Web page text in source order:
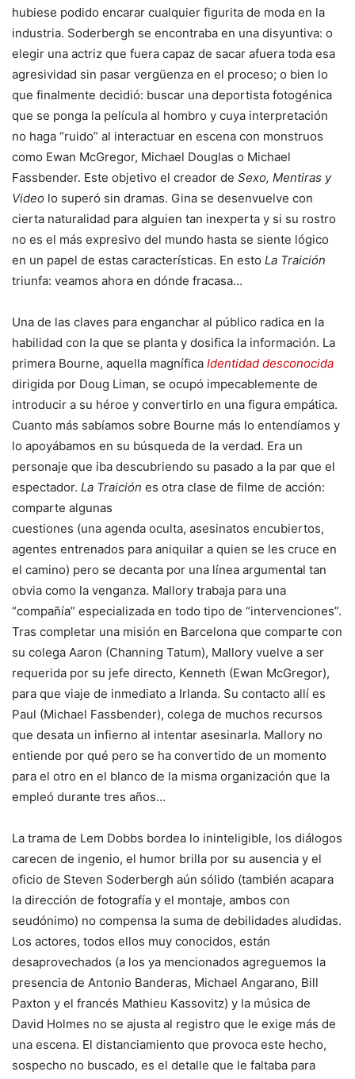
hubiese podido encarar cualquier figurita de moda en la
industria. Soderbergh se encontraba en una disyuntiva: o
elegir una actriz que fuera capaz de sacar afuera toda esa
agresividad sin pasar vergüenza en el proceso; o bien lo
que finalmente decidió: buscar una deportista fotogénica
que se ponga la película al hombro y cuya interpretación
no haga “ruido” al interactuar en escena con monstruos
como Ewan McGregor, Michael Douglas o Michael
Fassbender. Este objetivo el creador de Sexo, Mentiras y
Video lo superó sin dramas. Gina se desenvuelve con
cierta naturalidad para alguien tan inexperta y si su rostro
no es el más expresivo del mundo hasta se siente lógico
en un papel de estas características. En esto La Traición
triunfa: veamos ahora en dónde fracasa…
Una de las claves para enganchar al público radica en la
habilidad con la que se planta y dosifica la información. La
primera Bourne, aquella magnífica Identidad desconocida
dirigida por Doug Liman, se ocupó impecablemente de
introducir a su héroe y convertirlo en una figura empática.
Cuanto más sabíamos sobre Bourne más lo entendíamos y
lo apoyábamos en su búsqueda de la verdad. Era un
personaje que iba descubriendo su pasado a la par que el
espectador. La Traición es otra clase de filme de acción:
comparte algunas
cuestiones (una agenda oculta, asesinatos encubiertos,
agentes entrenados para aniquilar a quien se les cruce en
el camino) pero se decanta por una línea argumental tan
obvia como la venganza. Mallory trabaja para una
“compañía” especializada en todo tipo de “intervenciones”.
Tras completar una misión en Barcelona que comparte con
su colega Aaron (Channing Tatum), Mallory vuelve a ser
requerida por su jefe directo, Kenneth (Ewan McGregor),
para que viaje de inmediato a Irlanda. Su contacto allí es
Paul (Michael Fassbender), colega de muchos recursos
que desata un infierno al intentar asesinarla. Mallory no
entiende por qué pero se ha convertido de un momento
para el otro en el blanco de la misma organización que la
empleó durante tres años…
La trama de Lem Dobbs bordea lo ininteligible, los diálogos
carecen de ingenio, el humor brilla por su ausencia y el
oficio de Steven Soderbergh aún sólido (también acapara
la dirección de fotografía y el montaje, ambos con
seudónimo) no compensa la suma de debilidades aludidas.
Los actores, todos ellos muy conocidos, están
desaprovechados (a los ya mencionados agreguemos la
presencia de Antonio Banderas, Michael Angarano, Bill
Paxton y el francés Mathieu Kassovitz) y la música de
David Holmes no se ajusta al registro que le exige más de
una escena. El distanciamiento que provoca este hecho,
sospecho no buscado, es el detalle que le faltaba para